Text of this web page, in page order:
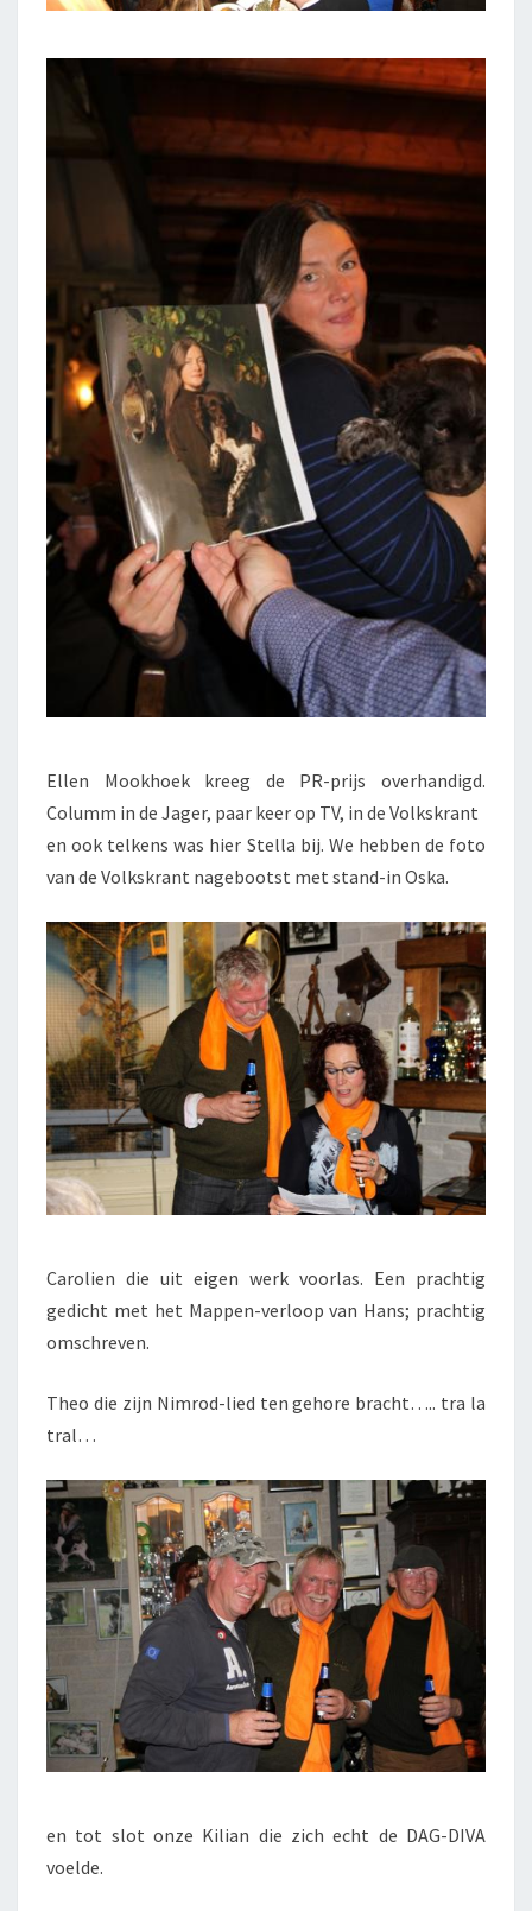
Ellen Mookhoek kreeg de PR-prijs overhandigd.
Columm in de Jager, paar keer op TV, in de Volkskrant
en ook telkens was hier Stella bij. We hebben de foto
van de Volkskrant nagebootst met stand-in Oska.
Carolien die uit eigen werk voorlas. Een prachtig
gedicht met het Mappen-verloop van Hans; prachtig
omschreven.
Theo die zijn Nimrod-lied ten gehore bracht….. tra la
tral…
en tot slot onze Kilian die zich echt de DAG-DIVA
voelde.